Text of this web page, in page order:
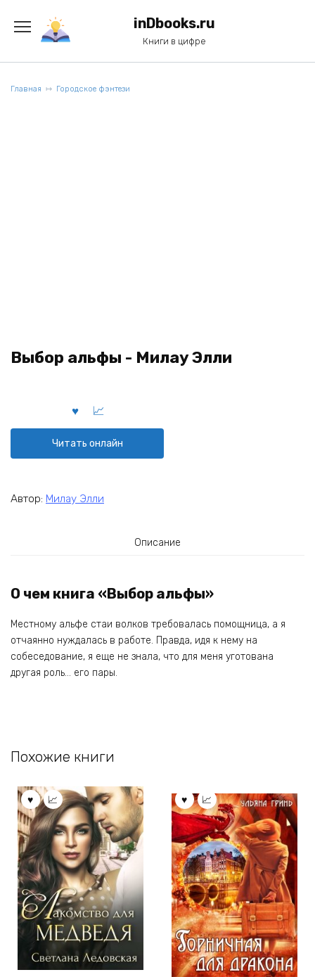
содержанию
inDbooks.ru
Книги в цифре
Главная Городское фэнтези
Выбор альфы - Милау Элли
Читать онлайн
Автор: Милау Элли
Описание
О чем книга «Выбор альфы»
Местному альфе стаи волков требовалась помощница, а я
отчаянно нуждалась в работе. Правда, идя к нему на
собеседование, я еще не знала, что для меня уготована
другая роль… его пары.
Похожие книги